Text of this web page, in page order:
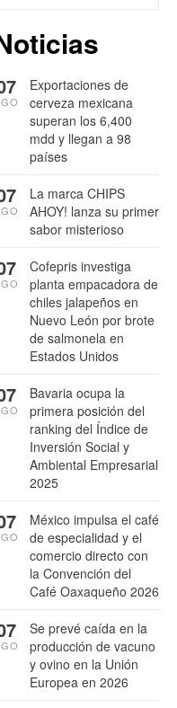
Exportaciones de
cerveza mexicana
superan los 6,400
mdd y llegan a 98
países
La marca CHIPS
AHOY! lanza su primer
sabor misterioso
Cofepris investiga
planta empacadora de
chiles jalapeños en
Nuevo León por brote
de salmonela en
Estados Unidos
Bavaria ocupa la
primera posición del
ranking del Índice de
Inversión Social y
Ambiental Empresarial
2025
México impulsa el café
de especialidad y el
comercio directo con
la Convención del
Café Oaxaqueño 2026
Se prevé caída en la
producción de vacuno
y ovino en la Unión
Europea en 2026